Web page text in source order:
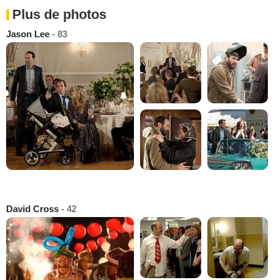
Plus de photos
Jason Lee - 83
David Cross - 42